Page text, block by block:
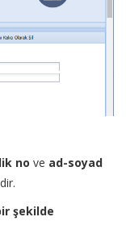
no ve ad-soyad
şekilde